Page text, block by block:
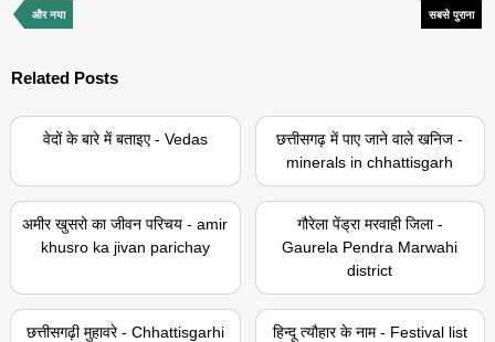
और नया सबसे पुराना
Related Posts
वेदों के बारे में बताइए - Vedas
छत्तीसगढ़ में पाए जाने वाले खनिज -
minerals in chhattisgarh
अमीर खुसरो का जीवन परिचय - amir
khusro ka jivan parichay
गौरेला पेंड्रा मरवाही जिला -
Gaurela Pendra Marwahi
district
छत्तीसगढ़ी मुहावरे - Chhattisgarhi
हिन्दू त्यौहार के नाम - Festival list